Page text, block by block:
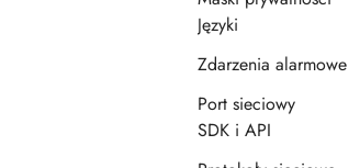
Języki
Zdarzenia alarmowe
Port sieciowy
SDK i API